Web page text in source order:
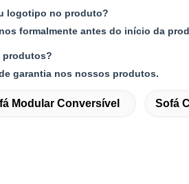
logotipo no produto?
formalmente antes do início da
produtos?
garantia nos nossos produtos.
Modular Conversível Sofá